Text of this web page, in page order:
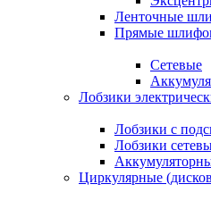
Ленточные
Прямые
Сетевые
Лобзики
Лобзики с
Лобзики
Циркулярные